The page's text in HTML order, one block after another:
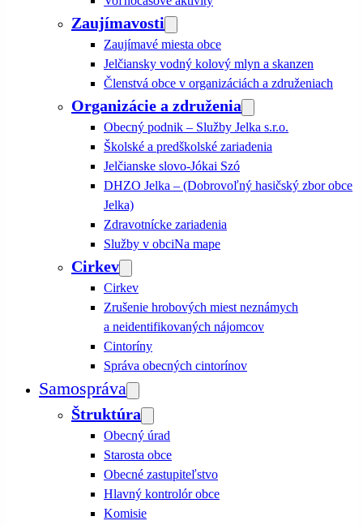
Zaujímavosti
Zaujímavé miesta obce
Jelčiansky vodný kolový mlyn a skanzen
Členstvá obce v organizáciách a združeniach
Organizácie a združenia
Obecný podnik – Služby Jelka s.r.o.
Školské a predškolské zariadenia
Jelčianske slovo-Jókai Szó
DHZO Jelka – (Dobrovoľný hasičský zbor obce
Jelka)
Zdravotnícke zariadenia
Služby v obciNa mape
Cirkev
Cirkev
Zrušenie hrobových miest neznámych
a neidentifikovaných nájomcov
Cintoríny
Správa obecných cintorínov
Samospráva
Štruktúra
Obecný úrad
Starosta obce
Obecné zastupiteľstvo
Hlavný kontrolór obce
Komisie